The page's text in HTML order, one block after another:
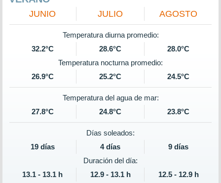
JUNIO JULIO AGOSTO
Temperatura diurna promedio:
32.2°C
28.6°C
28.0°C
Temperatura nocturna promedio:
26.9°C
25.2°C 24.5°C
Temperatura del agua de mar:
27.8°C
24.8°C 23.8°C
Días soleados:
19 días
4 días
9 días
Duración del día:
13.1 - 13.1 h
12.9 - 13.1 h 12.5 - 12.9 h